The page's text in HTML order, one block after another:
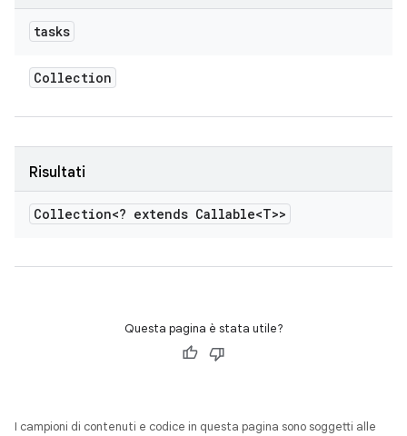
tasks
Collection
Risultati
Collection<? extends Callable<T>>
Questa pagina è stata utile?
I campioni di contenuti e codice in questa pagina sono soggetti alle